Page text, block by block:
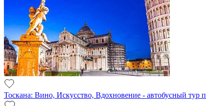
Тоскана: Вино, Искусство, Вдохновение - автобусный тур